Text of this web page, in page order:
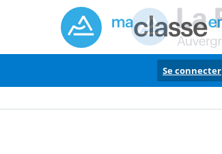
Se connecter